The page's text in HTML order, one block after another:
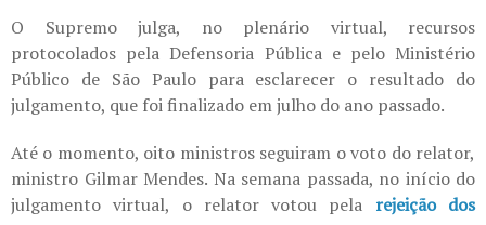
O Supremo julga, no plenário virtual, recursos
protocolados pela Defensoria Pública e pelo Ministério
Público de São Paulo para esclarecer o resultado do
julgamento, que foi finalizado em julho do ano passado.
Até o momento, oito ministros seguiram o voto do relator,
ministro Gilmar Mendes. Na semana passada, no início do
julgamento virtual, o relator votou pela rejeição dos